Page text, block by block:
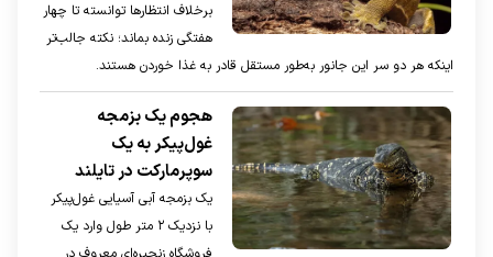
برخلاف انتظار‌ها توانسته تا چهار
هفتگی زنده بماند؛ نکته جالب‌تر
اینکه هر دو سر این جانور به‌طور مستقل قادر به غذا خوردن هستند.
هجوم یک بزمجه
غول‌پیکر به یک
سوپرمارکت در تایلند
یک بزمجه آبی آسیایی غول‌پیکر
با نزدیک ۲ متر طول وارد یک